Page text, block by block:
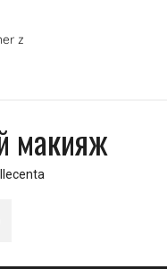
z
макияж